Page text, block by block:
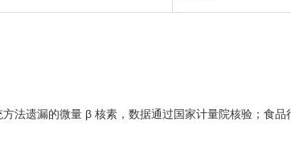
法遗漏的微量 β 核素，数据通过国家计量院核验；食